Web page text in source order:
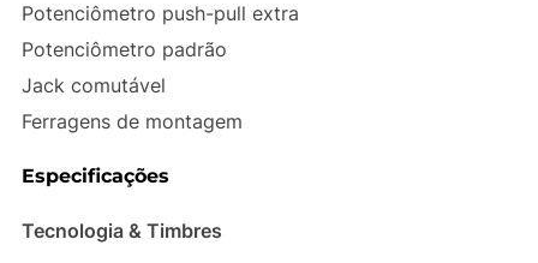
Potenciômetro push-pull extra
Potenciômetro padrão
Jack comutável
Ferragens de montagem
Especificações
Tecnologia & Timbres